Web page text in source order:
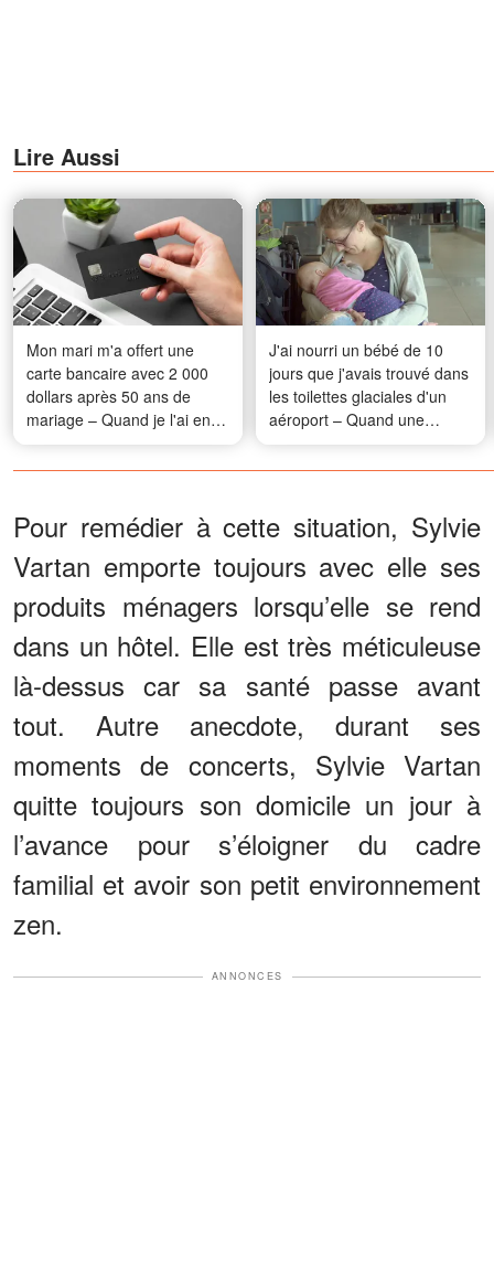
Lire Aussi
Mon mari m'a offert une
carte bancaire avec 2 000
dollars après 50 ans de
mariage – Quand je l'ai enfin
utilisée avant mon opération,
j'ai découvert qu'il m'avait
J'ai nourri un bébé de 10
jours que j'avais trouvé dans
les toilettes glaciales d'un
aéroport – Quand une
inconnue a frappé à ma
porte le lendemain, mon
Pour remédier à cette situation, Sylvie
Vartan emporte toujours avec elle ses
produits ménagers lorsqu’elle se rend
dans un hôtel. Elle est très méticuleuse
là-dessus car sa santé passe avant
tout. Autre anecdote, durant ses
moments de concerts, Sylvie Vartan
quitte toujours son domicile un jour à
l’avance pour s’éloigner du cadre
familial et avoir son petit environnement
zen.
ANNONCES